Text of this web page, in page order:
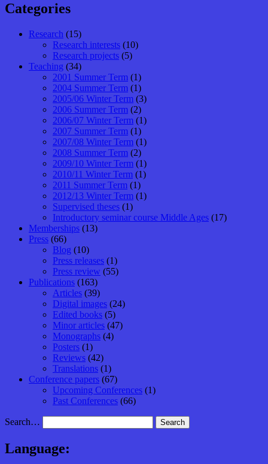
Categories
Research (15)
Research interests (10)
Research projects (5)
Teaching (34)
2001 Summer Term (1)
2004 Summer Term (1)
2005/06 Winter Term (3)
2006 Summer Term (2)
2006/07 Winter Term (1)
2007 Summer Term (1)
2007/08 Winter Term (1)
2008 Summer Term (2)
2009/10 Winter Term (1)
2010/11 Winter Term (1)
2011 Summer Term (1)
2012/13 Winter Term (1)
Supervised theses (1)
Introductory seminar course Middle Ages (17)
Memberships (13)
Press (66)
Blog (10)
Press releases (1)
Press review (55)
Publications (163)
Articles (39)
Digital images (24)
Edited books (5)
Minor articles (47)
Monographs (4)
Posters (1)
Reviews (42)
Translations (1)
Conference papers (67)
Upcoming Conferences (1)
Past Conferences (66)
Search…
Language: